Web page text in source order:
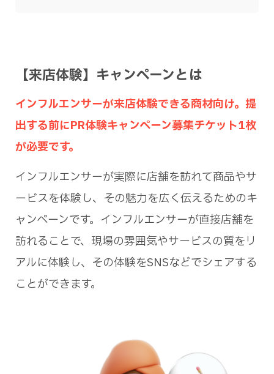
【来店体験】キャンペーンとは
インフルエンサーが来店体験できる商材向け。提
出する前にPR体験キャンペーン募集チケット1枚
が必要です。
インフルエンサーが実際に店舗を訪れて商品やサ
ービスを体験し、その魅力を広く伝えるためのキ
ャンペーンです。インフルエンサーが直接店舗を
訪れることで、現場の雰囲気やサービスの質をリ
アルに体験し、その体験をSNSなどでシェアする
ことができます。